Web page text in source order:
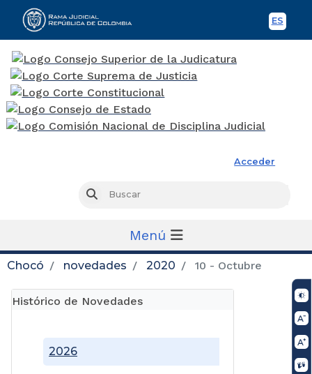
ES
Acceder
Buscar
Menú
Chocó novedades 2020 10 - Octubre
Histórico de Novedades
2026